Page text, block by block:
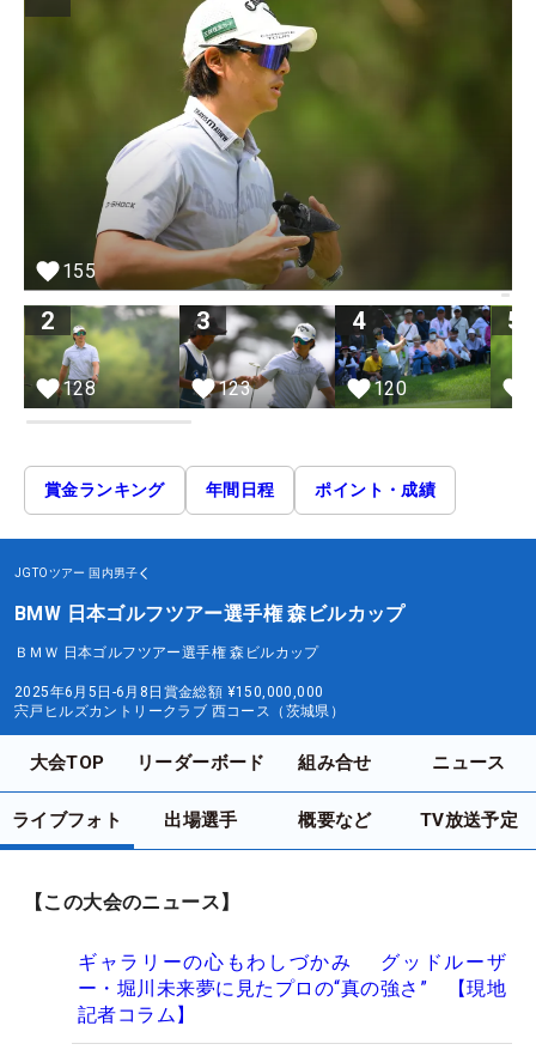
155
2
128
3
123
4
120
5
賞金ランキング 年間日程 ポイント・成績
JGTOツアー 国内男子
BMW 日本ゴルフツアー選手権 森ビルカップ
ＢＭＷ 日本ゴルフツアー選手権 森ビルカップ
2025年6月5日-6月8日 賞金総額 ¥150,000,000
宍戸ヒルズカントリークラブ 西コース（茨城県）
大会TOP リーダーボード 組み合せ ニュース
ライブフォト 出場選手 概要など TV放送予定
【この大会のニュース】
ギャラリーの心もわしづかみ グッドルーザ
ー・堀川未来夢に見たプロの“真の強さ” 【現地
記者コラム】